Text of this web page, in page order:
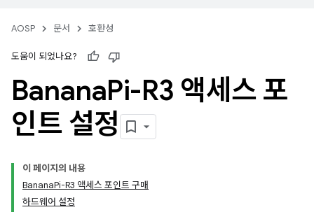
AOSP 문서 호환성
도움이 되었나요?
BananaPi-R3 액세스 포
인트 설정
이 페이지의 내용
BananaPi-R3 액세스 포인트 구매
하드웨어 설정